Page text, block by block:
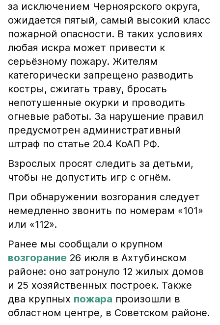
за исключением Черноярского округа,
ожидается пятый, самый высокий класс
пожарной опасности. В таких условиях
любая искра может привести к
серьёзному пожару. Жителям
категорически запрещено разводить
костры, сжигать траву, бросать
непотушенные окурки и проводить
огневые работы. За нарушение правил
предусмотрен административный
штраф по статье 20.4 КоАП РФ.
Взрослых просят следить за детьми,
чтобы не допустить игр с огнём.
При обнаружении возгорания следует
немедленно звонить по номерам «101»
или «112».
Ранее мы сообщали о крупном
возгорание 26 июля в Ахтубинском
районе: оно затронуло 12 жилых домов
и 25 хозяйственных построек. Также
два крупных пожара произошли в
областном центре, в Советском районе.